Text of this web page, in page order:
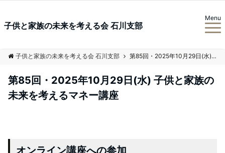
子供と家族の未来を考える会 石川支部
Menu
子供と家族の未来を考える会 石川支部 第85回・2025年10月29日(水) 子供と家族の未来を考えるマネー講座
第85回・2025年10月29日(水) 子供と家族の
未来を考えるマネー講座
オンライン講座への参加